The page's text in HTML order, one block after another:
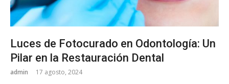
Luces de Fotocurado en Odontología: Un
Pilar en la Restauración Dental
admin 17 agosto, 2024